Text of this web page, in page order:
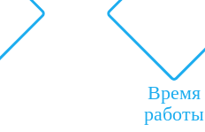
Время
работы